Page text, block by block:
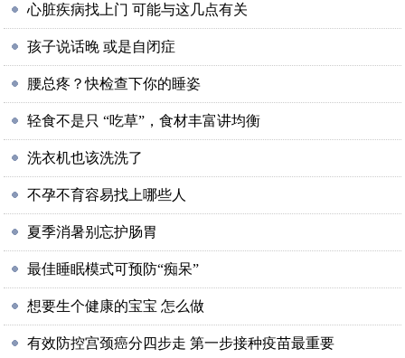
心脏疾病找上门 可能与这几点有关
孩子说话晚 或是自闭症
腰总疼？快检查下你的睡姿
轻食不是只 “吃草”，食材丰富讲均衡
洗衣机也该洗洗了
不孕不育容易找上哪些人
夏季消暑别忘护肠胃
最佳睡眠模式可预防“痴呆”
想要生个健康的宝宝 怎么做
有效防控宫颈癌分四步走 第一步接种疫苗最重要